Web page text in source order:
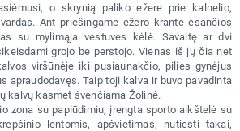
o skrynią paliko ežere prie kalnelio,
Ant priešingame ežero krante esančios
su mylimąja vestuves kėlė. Savaitę ar dvi
grojo be perstojo. Vienas iš jų čia net
viršūnėje iki pusiaunakčio, pilies gynėjus
apraudodavęs. Taip toji kalva ir buvo pavadinta
kalvų kasmet švenčiama Žolinė.
zona su paplūdimiu, įrengta sporto aikštelė su
lentomis, apšvietimas, nutiesti takai,